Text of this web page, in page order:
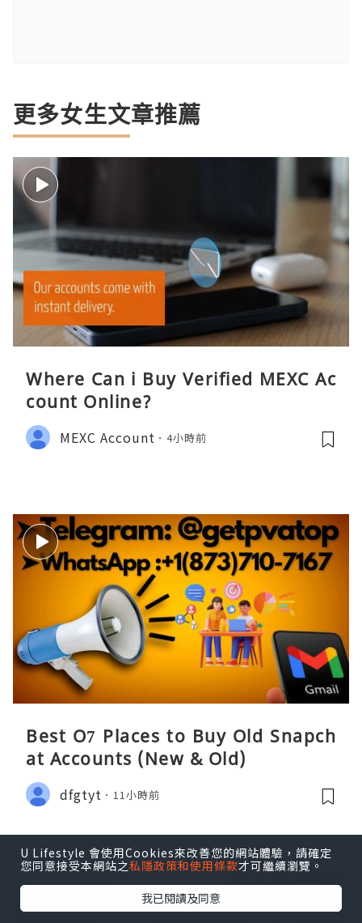
更多女生文章推薦
Where Can i Buy Verified MEXC Ac
count Online?
MEXC Account 4小時前
Best O7 Places to Buy Old Snapch
at Accounts (New & Old)
dfgtyt 11小時前
U Lifestyle 會使用Cookies來改善您的網站體驗，請確定
您同意接受本網站之私隱政策和使用條款才可繼續瀏覽。
我已閱讀及同意